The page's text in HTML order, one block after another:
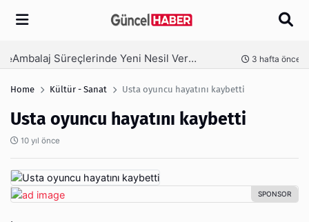
Arama
Ambalaj Süreçlerinde Yeni Nesil Verimliliği Olimpack ile Yakalayın 3 hafta önce
Home Kültür - Sanat Usta oyuncu hayatını kaybetti
Usta oyuncu hayatını kaybetti
10 yıl önce